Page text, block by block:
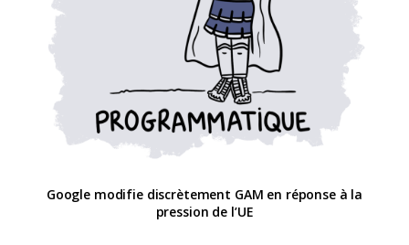
Google modifie discrètement GAM en réponse à la
pression de l’UE